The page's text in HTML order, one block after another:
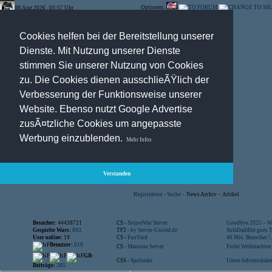
Cookies helfen bei der Bereitstellung unserer
Dienste. Mit Nutzung unserer Dienste
stimmen Sie unserer Nutzung von Cookies
zu. Die Cookies dienen ausschlieÃŸlich der
Verbesserung der Funktionsweise unserer
Website. Ebenso nutzt Google Advertise
zusÃ¤tzliche Cookies um angepasste
Werbung einzublenden.
Mehr Infos
Verstanden
08.Aug.2026 , 03:57 Uhr Optionen:
Registration - Suche - News Archiv - Artikel
Besucher: 44438721 CS - SniperWar Server
Goodbye 2025 –
Gespielte Wars: 803 TF2 - by Server-United.de
SofaDaddler goes
User online: 19 CS - FunYard
40 Mio. Beuscher
Benutzer: 618 CS - Mansion Server
Frohe
GB-
Beiträge: 285
CSS - Spelunke Unser